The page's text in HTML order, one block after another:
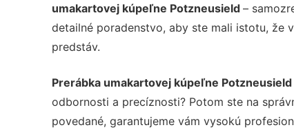
umakartovej kúpeľne Potzneusield –
detailné poradenstvo, aby ste mali istotu, že
predstáv.
Prerábka umakartovej kúpeľne Potzneusield
odbornosti a precíznosti? Potom ste na
povedané, garantujeme vám vysokú